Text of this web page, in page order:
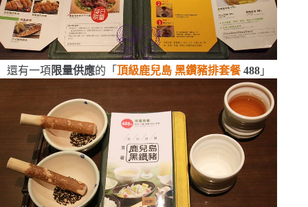
還有一項 限量供應的「 頂級鹿兒島 黑鑽豬排套餐 488」